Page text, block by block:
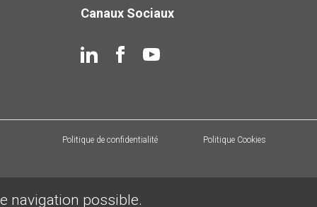
Canaux Sociaux
Politique de confidentialité Politique Cookies
navigation possible.